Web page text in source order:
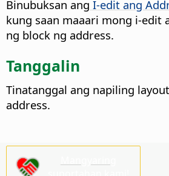
Binubuksan ang I-edit ang
kung saan maaari mong i-edit
ng block ng address.
Tanggalin
Tinatanggal ang napiling
address.